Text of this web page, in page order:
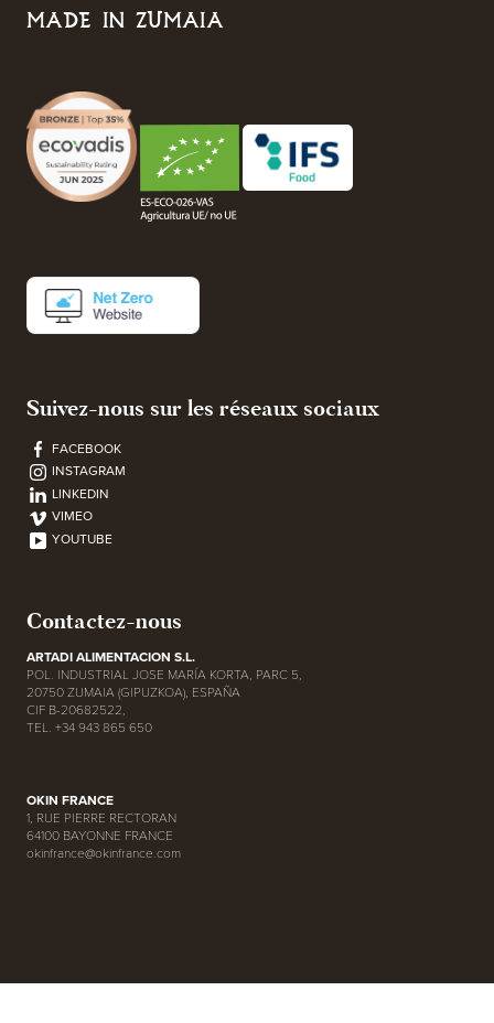
MADE IN ZUMAIA
Suivez-nous sur les réseaux sociaux
FACEBOOK
INSTAGRAM
LINKEDIN
VIMEO
YOUTUBE
Contactez-nous
ARTADI ALIMENTACION S.L.
POL. INDUSTRIAL JOSE MARÍA KORTA, PARC 5,
20750 ZUMAIA (GIPUZKOA), ESPAÑA
CIF B-20682522,
TEL. +34 943 865 650
OKIN FRANCE
1, RUE PIERRE RECTORAN
64100 BAYONNE FRANCE
okinfrance@okinfrance.com